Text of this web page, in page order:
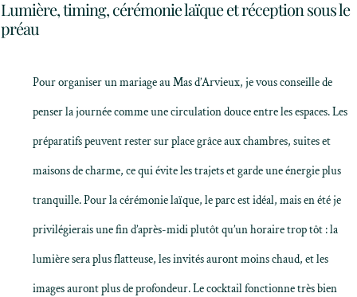
Lumière, timing, cérémonie laïque et réception sous le
préau
Pour organiser un mariage au Mas d’Arvieux, je vous conseille de
penser la journée comme une circulation douce entre les espaces. Les
préparatifs peuvent rester sur place grâce aux chambres, suites et
maisons de charme, ce qui évite les trajets et garde une énergie plus
tranquille. Pour la cérémonie laïque, le parc est idéal, mais en été je
privilégierais une fin d’après-midi plutôt qu’un horaire trop tôt : la
lumière sera plus flatteuse, les invités auront moins chaud, et les
images auront plus de profondeur. Le cocktail fonctionne très bien